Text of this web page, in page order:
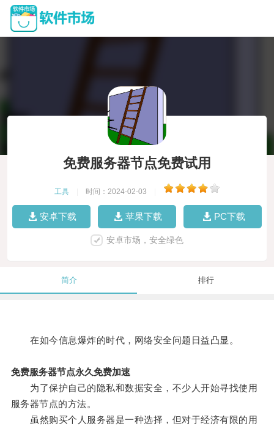
免费服务器节点免费试用
工具 时间：2024-02-03
安卓下载 苹果下载 PC下载
安卓市场，安全绿色
简介 排行
在如今信息爆炸的时代，网络安全问题日益凸显。
免费服务器节点永久免费加速
为了保护自己的隐私和数据安全，不少人开始寻找使用
服务器节点的方法。
虽然购买个人服务器是一种选择，但对于经济有限的用